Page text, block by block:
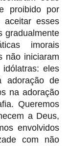
proibido por
esses
gradualmente
imorais
não iniciaram
eles
adoração de
na adoração
Queremos
a Deus,
envolvidos
com não